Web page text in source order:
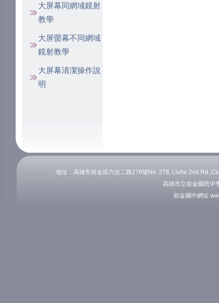
大屏幕同網域鏡射
教學
大屏螢幕不同網域
鏡射教學
大屏幕清潔操作說
明
:::
地址：高雄市前金區六合二路278號No. 278, Liuhe 2nd
高雄市立前金國民中
前金國中網址